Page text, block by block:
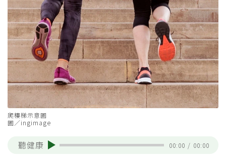
爬樓梯示意圖
圖／ingimage
聽健康 00:00 / 00:00